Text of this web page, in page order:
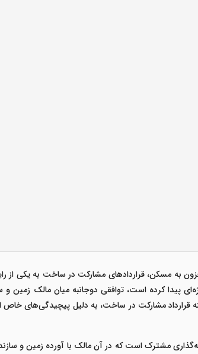
به مسکن، قراردادهای مشارکت در ساخت به یکی از
پیدا کرده است، توافقی دوجانبه میان مالک
مشارکت در ساخت، به دلیل پیچیدگی‌های خاص این
مشترک است که در آن مالک با آورده زمین و